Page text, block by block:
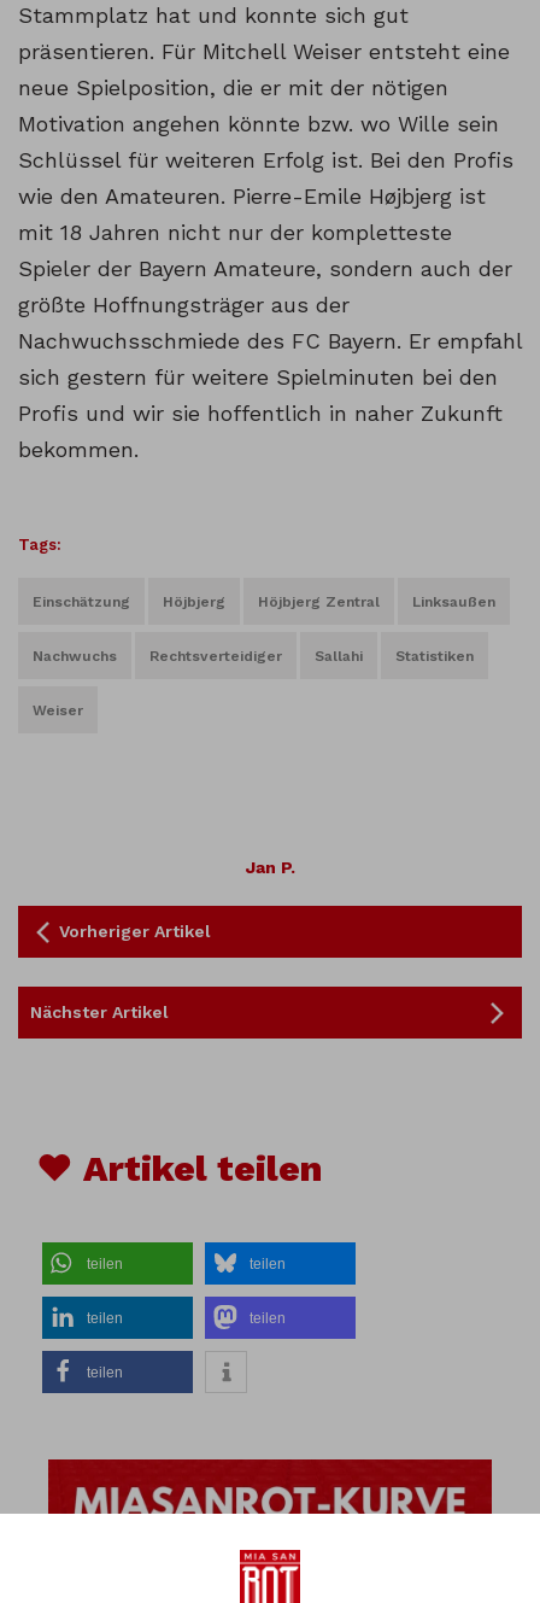
Stammplatz hat und konnte sich gut
präsentieren. Für Mitchell Weiser entsteht eine
neue Spielposition, die er mit der nötigen
Motivation angehen könnte bzw. wo Wille sein
Schlüssel für weiteren Erfolg ist. Bei den Profis
wie den Amateuren. Pierre-Emile Højbjerg ist
mit 18 Jahren nicht nur der kompletteste
Spieler der Bayern Amateure, sondern auch der
größte Hoffnungsträger aus der
Nachwuchsschmiede des FC Bayern. Er empfahl
sich gestern für weitere Spielminuten bei den
Profis und wir sie hoffentlich in naher Zukunft
bekommen.
Tags:
Einschätzung Höjbjerg Höjbjerg Zentral Linksaußen
Nachwuchs Rechtsverteidiger Sallahi Statistiken
Weiser
Jan P.
Vorheriger Artikel
Nächster Artikel
♥ Artikel teilen
teilen teilen
teilen teilen
teilen